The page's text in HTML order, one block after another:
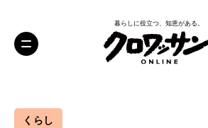
暮らしに役立つ、知恵がある。
くらし